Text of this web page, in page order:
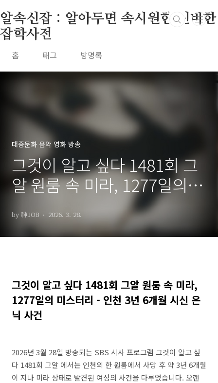
알속신잡 : 알아두면 속시원한 신비한
잡학사전
홈 태그 방명록
대중문화 음악 영화 방송
그것이 알고 싶다 1481회 그
알 원룸 속 미라, 1277일의 미
스터리 - 인천 3년 6개월 시신
은닉 사건
by 神JOB 2026. 3. 28.
그것이 알고 싶다 1481회 그알 원룸 속 미라,
1277일의 미스터리 - 인천 3년 6개월 시신 은
닉 사건
2026년 3월 28일 방송되는 SBS 시사 프로그램 그것이 알고 싶
다 1481회 그알 에서는 인천의 한 원룸에서 사망 후 약 3년 6개월
이 지나 미라 상태로 발견된 여성의 사건을 다루었습니다. 오랜